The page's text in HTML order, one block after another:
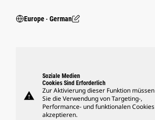
Europe ‧ German
warning
Soziale Medien
Cookies Sind Erforderlich
Zur Aktivierung dieser Funktion müssen
Sie die Verwendung von Targeting-,
Performance- und funktionalen Cookies
akzeptieren.